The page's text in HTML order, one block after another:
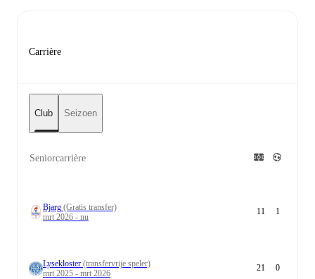
Carrière
Club Seizoen
Seniorcarrière
Bjarg (Gratis transfer)
mrt 2026 - nu
11 1
Lysekloster (transfervrije speler)
mrt 2025 - mrt 2026
21 0